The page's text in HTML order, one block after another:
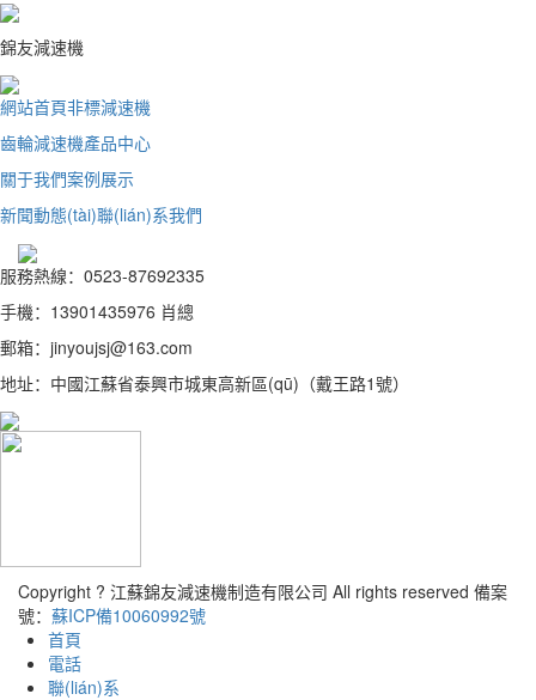
錦友減速機
網站首頁非標減速機
齒輪減速機產品中心
關于我們案例展示
新聞動態(tài)聯(lián)系我們
服務熱線：0523-87692335
手機：13901435976 肖總
郵箱：jinyoujsj@163.com
地址：中國江蘇省泰興市城東高新區(qū)（戴王路1號）
Copyright ? 江蘇錦友減速機制造有限公司 All rights reserved 備案
號： 蘇ICP備10060992號
首頁
電話
聯(lián)系